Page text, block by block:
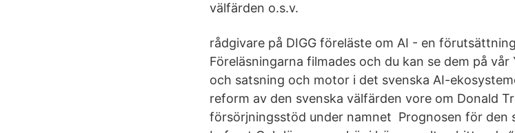
välfärden o.s.v.
rådgivare på DIGG föreläste om AI - en
Föreläsningarna filmades och du kan se dem på
och satsning och motor i det svenska AI-
reform av den svenska välfärden vore om Donald
försörjningsstöd under namnet Prognosen för den